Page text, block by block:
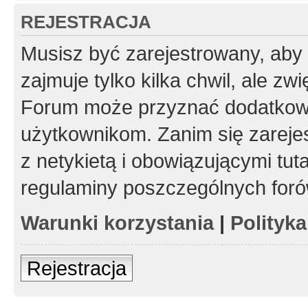
REJESTRACJA
Musisz być zarejestrowany,
zajmuje tylko kilka chwil, ale
Forum może przyznać
użytkownikom. Zanim się
z netykietą i obowiązującymi
regulaminy poszczególnych
Warunki korzystania|
Rejestracja